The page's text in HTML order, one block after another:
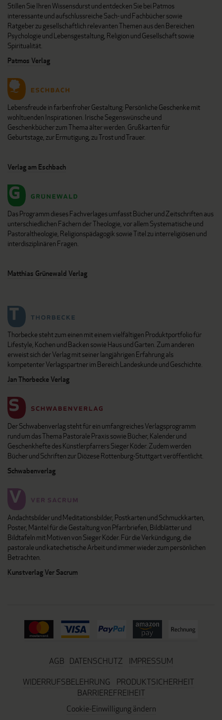
Stillen Sie Ihren Wissensdurst und entdecken Sie bei Patmos
interessante und aufschlussreiche Sach- und Fachbücher sowie
Ratgeber zu gesellschaftlich relevanten Themen aus den Bereichen
Psychologie und Lebensgestaltung, Religion und Gesellschaft sowie
Spiritualität.
Patmos Verlag
Lebensfreude in farbenfroher Gestaltung: Persönliche Geschenke mit
wohltuenden Inspirationen. Irische Segenswünsche und
Geschenkbücher zum Thema älter werden. Grußkarten für
Geburtstage, zur Ermutigung, zu Trost und Trauer.
Verlag am Eschbach
Das Programm dieses Fachverlages umfasst Bücher und Zeitschriften aus
unterschiedlichen Fächern der Theologie, vor allem Systematische und
Pastoraltheologie, Religionspädagogik sowie Titel zu interreligiösen und
interdisziplinären Fragen.
Matthias Grünewald Verlag
Thorbecke steht zum einen mit einem vielfältigen Produktportfolio für
Lifestyle, Kochen und Backen sowie Haus und Garten. Zum anderen
erweist sich der Verlag mit seiner langjährigen Erfahrung als
kompetenter Verlagspartner im Bereich Landeskunde und Geschichte.
Jan Thorbecke Verlag
Der Schwabenverlag steht für ein umfangreiches Verlagsprogramm
rund um das Thema Pastorale Praxis sowie Bücher, Kalender und
Geschenkhefte des Künstlerpfarrers Sieger Köder. Zudem werden
Bücher und Schriften zur Diözese Rottenburg-Stuttgart veröffentlicht.
Schwabenverlag
Andachtsbilder und Meditationsbilder, Postkarten und Schmuckkarten,
Poster, Mäntel für die Gestaltung von Pfarrbriefen, Bildblätter und
Bildtafeln mit Motiven von Sieger Köder. Für die Verkündigung, die
pastorale und katechetische Arbeit und immer wieder zum persönlichen
Betrachten.
Kunstverlag Ver Sacrum
AGB DATENSCHUTZ
IMPRESSUM
WIDERRUFSBELEHRUNG
PRODUKTSICHERHEIT
BARRIEREFREIHEIT
Cookie-Einwilligung ändern